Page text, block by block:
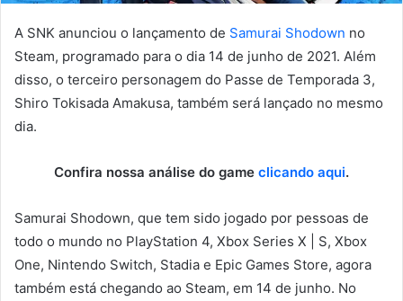
A SNK anunciou o lançamento de Samurai Shodown no
Steam, programado para o dia 14 de junho de 2021. Além
disso, o terceiro personagem do Passe de Temporada 3,
Shiro Tokisada Amakusa, também será lançado no mesmo
dia.
Confira nossa análise do game clicando aqui.
Samurai Shodown, que tem sido jogado por pessoas de
todo o mundo no PlayStation 4, Xbox Series X | S, Xbox
One, Nintendo Switch, Stadia e Epic Games Store, agora
também está chegando ao Steam, em 14 de junho. No